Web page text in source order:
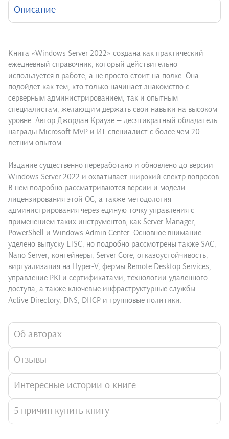
Описание
Книга «Windows Server 2022» создана как практический
ежедневный справочник, который действительно
используется в работе, а не просто стоит на полке. Она
подойдет как тем, кто только начинает знакомство с
серверным администрированием, так и опытным
специалистам, желающим держать свои навыки на высоком
уровне. Автор Джордан Краузе — десятикратный обладатель
награды Microsoft MVP и ИТ-специалист с более чем 20-
летним опытом.
Издание существенно переработано и обновлено до версии
Windows Server 2022 и охватывает широкий спектр вопросов.
В нем подробно рассматриваются версии и модели
лицензирования этой ОС, а также методология
администрирования через единую точку управления с
применением таких инструментов, как Server Manager,
PowerShell и Windows Admin Center. Основное внимание
уделено выпуску LTSC, но подробно рассмотрены также SAC,
Nano Server, контейнеры, Server Core, отказоустойчивость,
виртуализация на Hyper-V, фермы Remote Desktop Services,
управление PKI и сертификатами, технологии удаленного
доступа, а также ключевые инфраструктурные службы —
Active Directory, DNS, DHCP и групповые политики.
Об авторах
Отзывы
Интересные истории о книге
5 причин купить книгу